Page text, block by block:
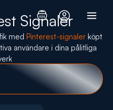
Signaler
med Pinterest-signalerköpt
användare i dina pålitliga